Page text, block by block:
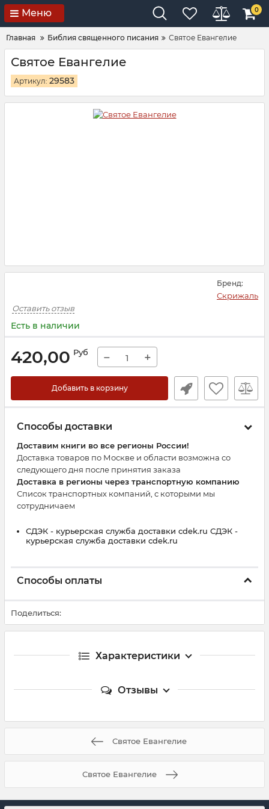
Меню 0
Главная Библия священного писания Святое Евангелие
Святое Евангелие
Артикул: 29583
Бренд:
Скрижаль
Оставить отзыв
Есть в наличии
420,00 Руб − +
Добавить в корзину
Способы доставки
Доставим книги во все регионы России!
Доставка товаров по Москве и области возможна со
следующего дня после принятия заказа
Доставка в регионы через транспортную компанию
Список транспортных компаний, с которыми мы
сотрудничаем
СДЭК - курьерская служба доставки cdek.ru СДЭК -
курьерская служба доставки cdek.ru
Способы оплаты
Поделиться:
Характеристики
Отзывы
Святое Евангелие
Святое Евангелие